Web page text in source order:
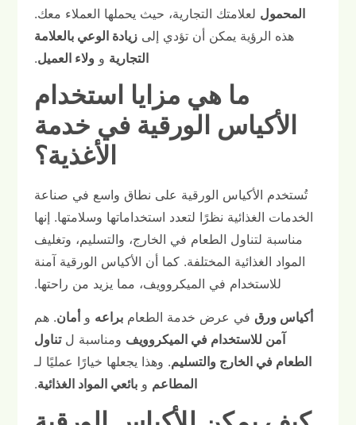
المحمول لعلامتك التجارية، حيث يحملها العملاء معك.
هذه الرؤية يمكن أن تؤدي إلىزيادة الوعي بالعلامة
التجارية وولاء العميل.
ما هي مزايا استخدام
الأكياس الورقية في خدمة
الأغذية؟
تُستخدم الأكياس الورقية على نطاق واسع في صناعة
الخدمات الغذائية نظرًا لتعدد استخداماتها وسلامتها. إنها
مناسبة لتناول الطعام في الخارج، والتسليم، وتغليف
المواد الغذائية المختلفة. كما أن الأكياس الورقية آمنة
للاستخدام في الميكروويف، مما يزيد من راحتها.
أكياس ورق في عرض خدمة الطعامبراعه و أمان. هم
آمن للاستخدام في الميكروويف ومناسبة لتناول
الطعام في الخارج والتسليم. وهذا يجعلها خيارًا عمليًا لـ
المطاعم وبائعي المواد الغذائية.